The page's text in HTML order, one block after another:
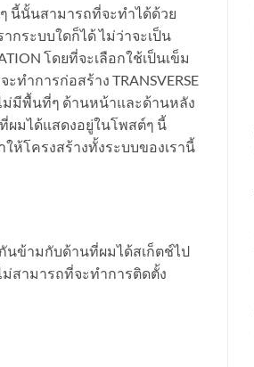
นี้นั้นสามารถที่จะทำได้ด้วย
กระบบใดก็ได้ ไม่ว่าจะเป็น
โดยที่จะเลือกใช้เป็นเข็ม
ำการก่อสร้าง TRANSVERSE
ม่มีพื้นที่ๆ ด้านหน้าและด้านหลัง
ที่ผมได้แสดงอยู่ในโพสต์ๆ นี้
ห้โครงสร้างทั้งระบบของเรานี้
กันข้ามกับด้านที่ผมได้สเก็ตช์ไป
สามารถที่จะทำการติดตั้ง